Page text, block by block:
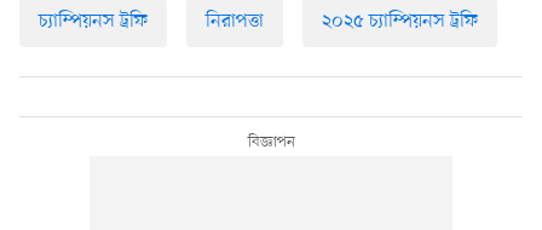
চ্যাম্পিয়নস ট্রফি নিরাপত্তা ২০২৫ চ্যাম্পিয়নস ট্রফি